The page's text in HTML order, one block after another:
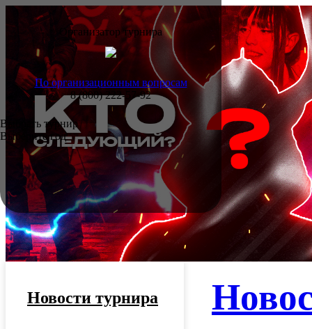
Организатор турнира
По организационным вопросам
8 (800) 222-57-92
Выбрать турнир
Выберите год
Новости турнира